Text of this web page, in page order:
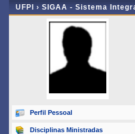
UFPI › SIGAA - Sistema
Perfil Pessoal
Disciplinas Ministradas